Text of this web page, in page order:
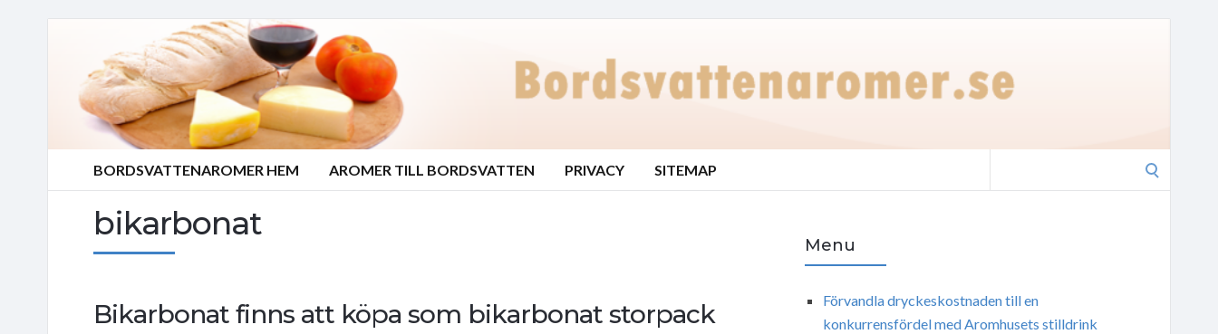
BORDSVATTENAROMER HEM AROMER TILL BORDSVATTEN PRIVACY SITEMAP
bikarbonat
Bikarbonat finns att köpa som bikarbonat storpack
Menu
Förvandla dryckeskostnaden till en
konkurrensfördel med Aromhusets stilldrink